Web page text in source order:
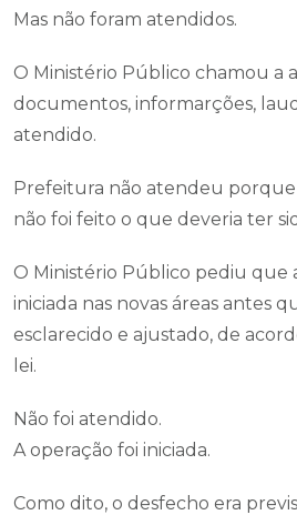
Mas não foram atendidos.
O Ministério Público chamou a
documentos, informarções,
atendido.
Prefeitura não atendeu
não foi feito o que deveria ter
O Ministério Público pediu que
iniciada nas novas áreas antes
esclarecido e ajustado, de
lei.
Não foi atendido.
A operação foi iniciada.
Como dito, o desfecho era